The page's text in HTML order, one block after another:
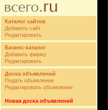
Каталог сайтов
Добавить сайт
Редактировать
Бизнес-каталог
Добавить фирму
Редактировать
Доска объявлений
Подать объявление
Редактировать объявление
Новая доска объявлений